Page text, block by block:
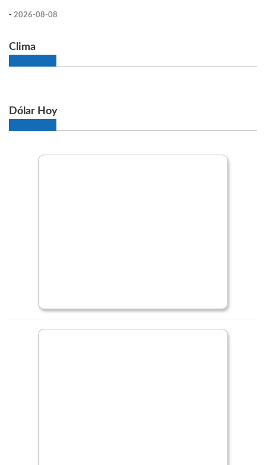
- 2026-08-08
Clima
Dólar Hoy